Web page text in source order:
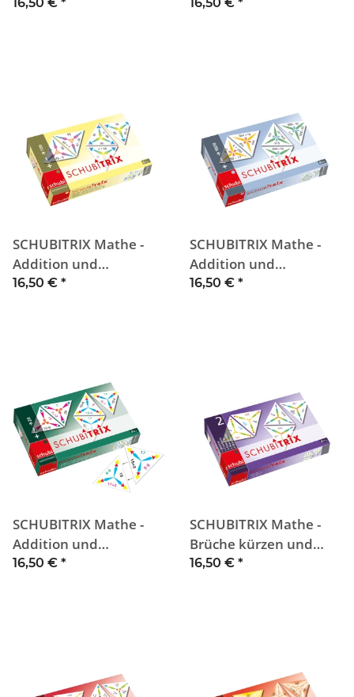
SCHUBITRIX Mathe -
Addition und
Subtraktion bis 100
16,50 € *
SCHUBITRIX Mathe -
Addition und
Subtraktion bis 1000
16,50 € *
SCHUBITRIX Mathe -
Addition und
Subtraktion bis 20
16,50 € *
SCHUBITRIX Mathe -
Brüche kürzen und
Dezimalbrüche (2)
16,50 € *